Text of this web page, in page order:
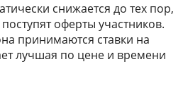
снижается до тех пор,
оферты участников.
принимаются ставки на
лучшая по цене и времени